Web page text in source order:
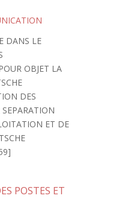
DANS LE
OBJET LA
DES
ET DE
POSTES ET